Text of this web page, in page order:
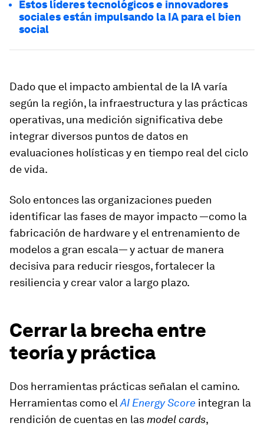
Estos líderes tecnológicos e innovadores
sociales están impulsando la IA para el bien
social
Dado que el impacto ambiental de la IA varía
según la región, la infraestructura y las prácticas
operativas, una medición significativa debe
integrar diversos puntos de datos en
evaluaciones holísticas y en tiempo real del ciclo
de vida.
Solo entonces las organizaciones pueden
identificar las fases de mayor impacto —como la
fabricación de hardware y el entrenamiento de
modelos a gran escala— y actuar de manera
decisiva para reducir riesgos, fortalecer la
resiliencia y crear valor a largo plazo.
Cerrar la brecha entre
teoría y práctica
Dos herramientas prácticas señalan el camino.
Herramientas como el AI Energy Score integran la
rendición de cuentas en las model cards,